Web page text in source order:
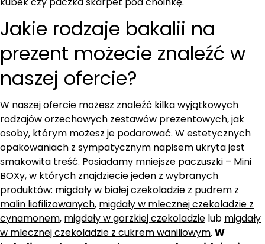
Jakie rodzaje bakalii na
prezent możecie znaleźć w
naszej ofercie?
W naszej ofercie możesz znaleźć kilka wyjątkowych
rodzajów orzechowych zestawów prezentowych, jak
osoby, którym możesz je podarować. W estetycznych
opakowaniach z sympatycznym napisem ukryta jest
smakowita treść. Posiadamy mniejsze paczuszki – Mini
BOXy, w których znajdziecie jeden z wybranych
produktów: migdały w białej czekoladzie z pudrem z
malin liofilizowanych, migdały w mlecznej czekoladzie z
cynamonem, migdały w gorzkiej czekoladzie lub migdały
w mlecznej czekoladzie z cukrem waniliowym. W